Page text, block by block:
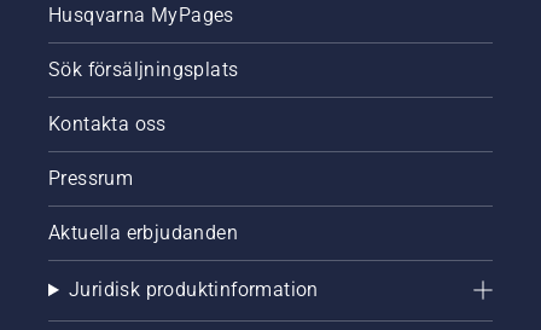
Husqvarna MyPages
Sök försäljningsplats
Kontakta oss
Pressrum
Aktuella erbjudanden
Juridisk produktinformation